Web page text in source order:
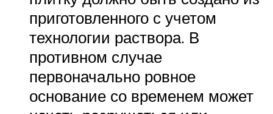
приготовленного с учетом
технологии раствора. В
противном случае
первоначально ровное
основание со временем может